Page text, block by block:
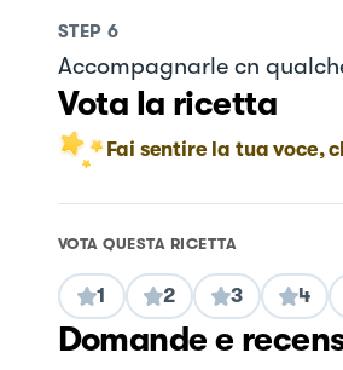
STEP 6
Accompagnarle cn
Vota la ricetta
Fai sentire la tua voce,
VOTA QUESTA RICETTA
1 2 3 4
Domande e